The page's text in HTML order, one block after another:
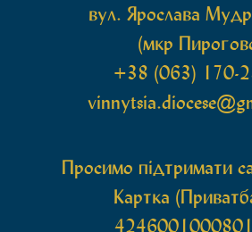
вул. Ярослава
(мкр
+38 (063) 170-
Просимо підтримати
Картка